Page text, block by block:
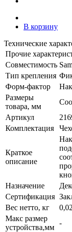
В корзину
Технические
Прочие
Совместимость
Тип крепления
Форм-фактор
Размеры
товара, мм
Артикул
Комплектация
Краткое
описание
Назначение
Сертификация
Вес нетто, кг
Макс размер
устройства,мм
-